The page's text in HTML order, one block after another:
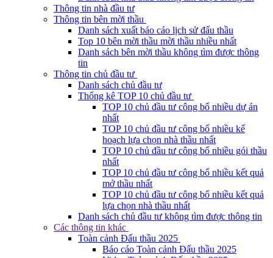
Thông tin nhà đầu tư
Thông tin bên mời thầu
Danh sách xuất báo cáo lịch sử đấu thầu
Top 10 bên mời thầu mời thầu nhiều nhất
Danh sách bên mời thầu không tìm được thông
tin
Thông tin chủ đầu tư
Danh sách chủ đầu tư
Thống kê TOP 10 chủ đầu tư
TOP 10 chủ đầu tư công bố nhiều dự án
nhất
TOP 10 chủ đầu tư công bố nhiều kế
hoạch lựa chọn nhà thầu nhất
TOP 10 chủ đầu tư công bố nhiều gói thầu
nhất
TOP 10 chủ đầu tư công bố nhiều kết quả
mở thầu nhất
TOP 10 chủ đầu tư công bố nhiều kết quả
lựa chọn nhà thầu nhất
Danh sách chủ đầu tư không tìm được thông tin
Các thông tin khác
Toàn cảnh Đấu thầu 2025
Báo cáo Toàn cảnh Đấu thầu 2025